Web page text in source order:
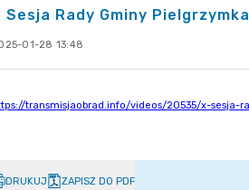
Sesja Rady Gminy Pielgrzymka
01-28 13:48
DRUKUJ ZAPISZ DO PDF